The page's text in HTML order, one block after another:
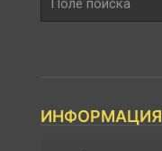
поиска
ИНФОРМАЦИЯ